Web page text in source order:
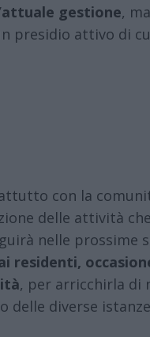
gestione,
presidio attivo di
con la
delle attività
nelle prossime
residenti,
, per arricchirla di
delle diverse